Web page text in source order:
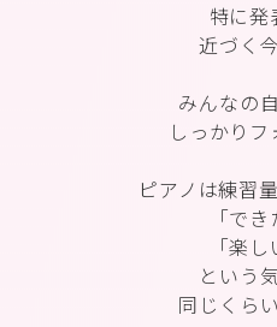
特に発
近づく
みんなの
しっかりフ
ピアノは練習
「でき
「楽し
という
同じくら